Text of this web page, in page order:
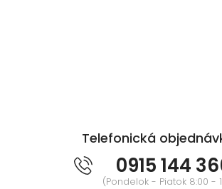
Telefonická
0915 144
(Pondelok - Piatok 8:00 -